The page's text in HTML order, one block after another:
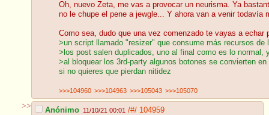
Oh, nuevo Zeta, me vas a provocar un neurisma. Ya
no le chupe el pene a jewgle... Y ahora van a venir todavía
Como sea, dudo que una vez comenzado te vayas a
>un script llamado "resizer" que consume más recursos de
>los post salen duplicados, uno al final como es lo normal,
>al bloquear los 3rd-party algunos botones se convierten
si no quieres que pierdan nitidez
>>>104960 >>>104963 >>>105043 >>>105070
>> Anónimo 11/10/21 00:01 /#/ 104959